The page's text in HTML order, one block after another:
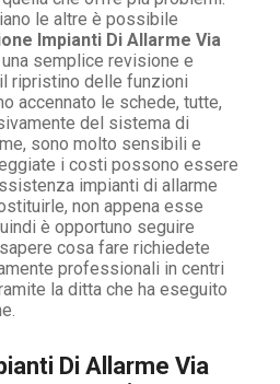
le altre è possibile
Impianti Di Allarme Via
semplice revisione e
ripristino delle funzioni
accennato le schede, tutte,
del sistema di
sono molto sensibili e
i costi possono essere
impianti di allarme
non appena esse
è opportuno seguire
cosa fare richiedete
professionali in centri
la ditta che ha eseguito
Di Allarme Via